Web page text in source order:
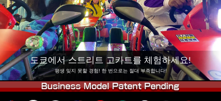
도쿄 시나가와 #1 도쿄 아키하바라#1
도쿄 아키하바라#2 도쿄 시부야
도쿄 시부야 애넥스 도쿄 베이
도쿄 아사쿠사 오사카
오키나와
도쿄에서 스트리트 고카트를 체험하세요!
평생 잊지 못할 경험! 한 번으로는 절대 부족합니다!